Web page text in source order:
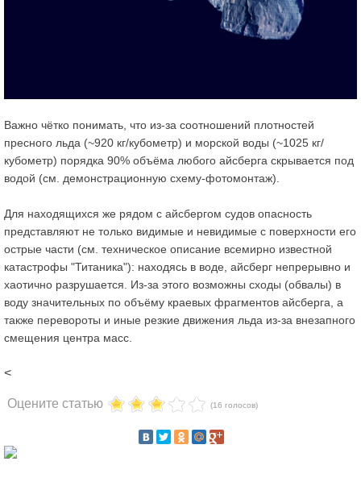
Важно чётко понимать, что из-за соотношений плотностей
пресного льда (~920 кг/кубометр) и морской воды (~1025 кг/
кубометр) порядка 90% объёма любого айсберга скрывается под
водой (см. демонстрационную схему-фотомонтаж).
Для находящихся же рядом с айсбергом судов опасность
представляют не только видимые и невидимые с поверхности его
острые части (см. техническое описание всемирно известной
катастрофы "Титаника"): находясь в воде, айсберг непрерывно и
хаотично разрушается. Из-за этого возможны сходы (обвалы) в
воду значительных по объёму краевых фрагментов айсберга, а
также перевороты и иные резкие движения льда из-за внезапного
смещения центра масс.
<
Оцените статью (16 голосов)